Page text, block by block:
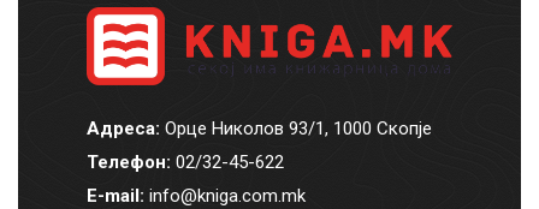
Адреса: Орце Николов 93/1, 1000 Скопје
Телефон: 02/32-45-622
E-mail: info@kniga.com.mk